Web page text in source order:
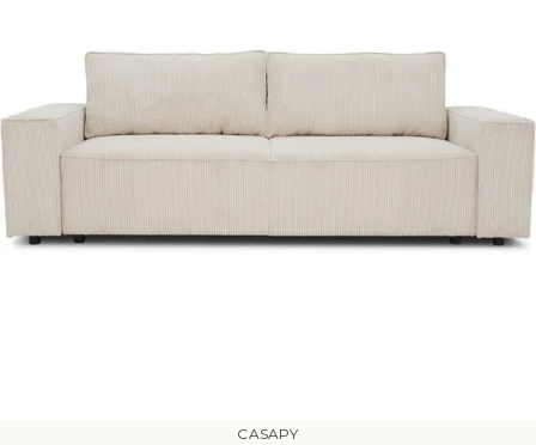
CASAPY